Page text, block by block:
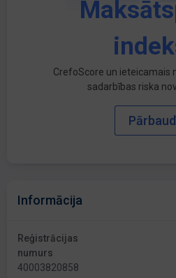
CrefoScore un ieteicamais
sadarbības riska
Informācija
Reģistrācijas
numurs
40003820858